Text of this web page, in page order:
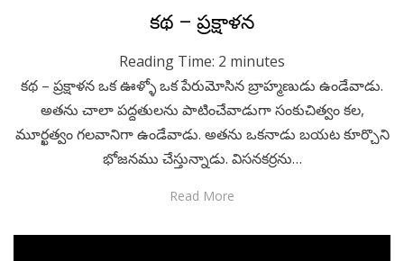
Posted
on
April 11, 2023
Kids Stories
కథ – ప్రక్షాళన
Reading Time: 2 minutes
కథ – ప్రక్షాళన ఒక ఊళ్ళో ఒక పేరుమోసిన బ్రాహ్మణుడు ఉండేవాడు.
అతను చాలా పద్దతులను పాటించేవాడుగా సంకుచిత్వం కల,
మూర్ఖత్వం గలవానిగా ఉండేవాడు. అతను ఒకనాడు బయట కూర్చొని
భోజనము చేస్తున్నాడు. విసనకర్రను…
Read More